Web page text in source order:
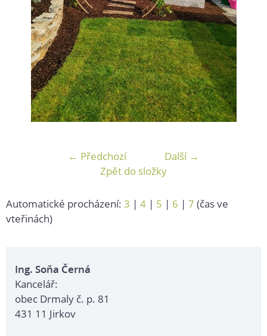
← Předchozí
Další →
Zpět do složky
Automatické procházení: 3 | 4 | 5 | 6 | 7 (čas ve
vteřinách)
Ing. Soňa Černá
Kancelář:
obec Drmaly č. p. 81
431 11 Jirkov